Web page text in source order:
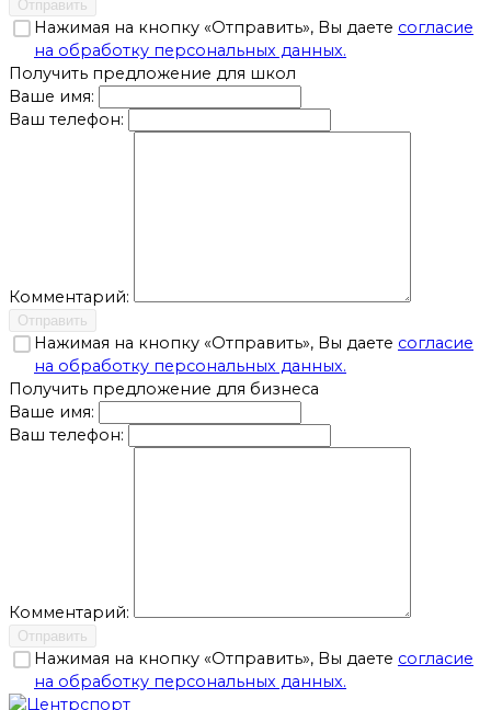
Отправить
Нажимая на кнопку «Отправить», Вы даете согласие
на обработку персональных данных.
Получить предложение для школ
Ваше имя:
Ваш телефон:
Комментарий:
Отправить
Нажимая на кнопку «Отправить», Вы даете согласие
на обработку персональных данных.
Получить предложение для бизнеса
Ваше имя:
Ваш телефон:
Комментарий:
Отправить
Нажимая на кнопку «Отправить», Вы даете согласие
на обработку персональных данных.